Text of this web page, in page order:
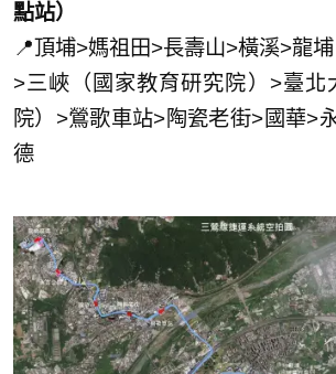
點站）
📍頂埔>媽祖田>長壽山>橫溪>龍埔
>三峽（國家教育研究院）>臺北
院）>鶯歌車站>陶瓷老街>國華>
德